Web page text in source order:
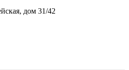
дом 31/42